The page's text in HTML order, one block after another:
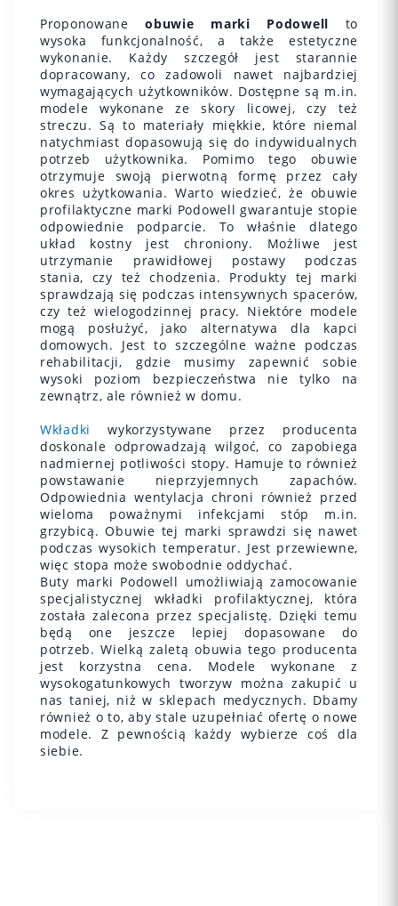
Proponowaneobuwie marki Podowell to
wysoka funkcjonalność, a także estetyczne
wykonanie. Każdy szczegół jest starannie
dopracowany, co zadowoli nawet najbardziej
wymagających użytkowników. Dostępne są m.in.
modele wykonane ze skory licowej, czy też
streczu. Są to materiały miękkie, które niemal
natychmiast dopasowują się do indywidualnych
potrzeb użytkownika. Pomimo tego obuwie
otrzymuje swoją pierwotną formę przez cały
okres użytkowania. Warto wiedzieć, że obuwie
profilaktyczne marki Podowell gwarantuje stopie
odpowiednie podparcie. To właśnie dlatego
układ kostny jest chroniony. Możliwe jest
utrzymanie prawidłowej postawy podczas
stania, czy też chodzenia. Produkty tej marki
sprawdzają się podczas intensywnych spacerów,
czy też wielogodzinnej pracy. Niektóre modele
mogą posłużyć, jako alternatywa dla kapci
domowych. Jest to szczególne ważne podczas
rehabilitacji, gdzie musimy zapewnić sobie
wysoki poziom bezpieczeństwa nie tylko na
zewnątrz, ale również w domu.
Wkładki
wykorzystywane przez producenta
doskonale odprowadzają wilgoć, co zapobiega
nadmiernej potliwości stopy. Hamuje to również
powstawanie nieprzyjemnych zapachów.
Odpowiednia wentylacja chroni również przed
wieloma poważnymi infekcjami stóp m.in.
grzybicą. Obuwie tej marki sprawdzi się nawet
podczas wysokich temperatur. Jest przewiewne,
więc stopa może swobodnie oddychać.
Buty marki Podowell umożliwiają zamocowanie
specjalistycznej wkładki profilaktycznej, która
została zalecona przez specjalistę. Dzięki temu
będą one jeszcze lepiej dopasowane do
potrzeb. Wielką zaletą obuwia tego producenta
jest korzystna cena. Modele wykonane z
wysokogatunkowych tworzyw można zakupić u
nas taniej, niż w sklepach medycznych. Dbamy
również o to, aby stale uzupełniać ofertę o nowe
modele. Z pewnością każdy wybierze coś dla
siebie.